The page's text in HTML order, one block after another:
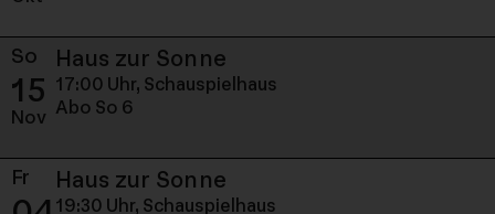
So
15
Nov
Haus zur Sonne
17:00 Uhr, Schauspielhaus
Abo So 6
Fr Haus zur Sonne
19:30 Uhr, Schauspielhaus